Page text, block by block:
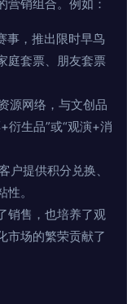
营销组合。例如：
事，推出限时早鸟
庭套票、朋友套票
源网络，与文创品
衍生品”或“观演+消
户提供积分兑换、
。
销售，也培养了观
市场的繁荣贡献了